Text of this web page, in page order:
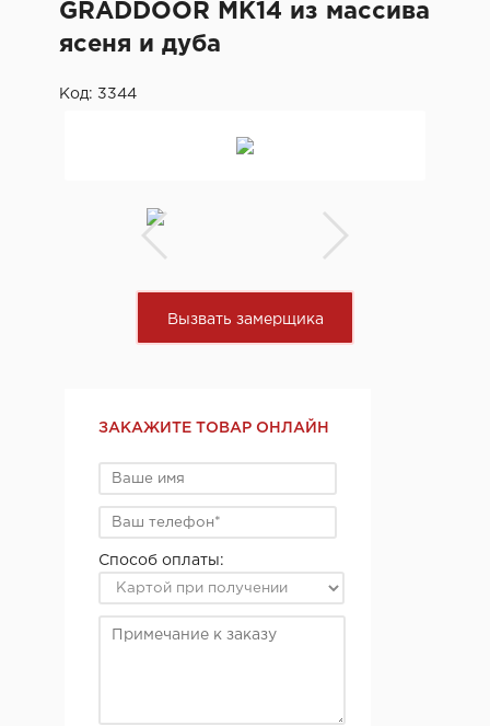
GRADDOOR МК14 из массива
ясеня и дуба
Код: 3344
Вызвать замерщика
ЗАКАЖИТЕ ТОВАР ОНЛАЙН
Способ оплаты: